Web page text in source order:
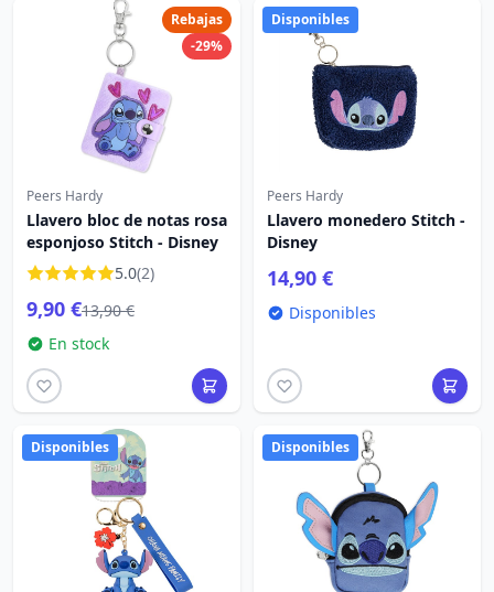
Rebajas
-29%
Peers Hardy
Llavero bloc de notas rosa
esponjoso Stitch - Disney
5.0(2)
9,90 €13,90 €
En stock
Disponibles
Peers Hardy
Llavero monedero Stitch -
Disney
14,90 €
Disponibles
Disponibles Disponibles